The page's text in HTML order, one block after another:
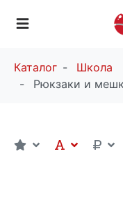
Каталог
Школа
Рюкзаки и